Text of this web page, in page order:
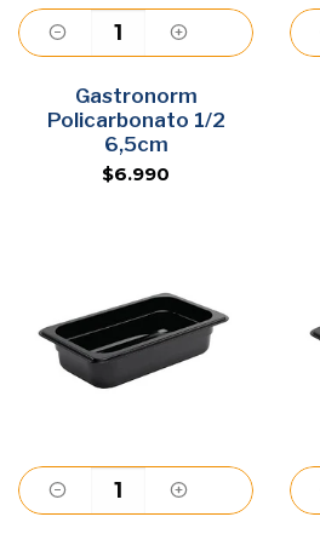
Agregar
Gastronorm
Policarbonato 1/2
6,5cm
$6.990